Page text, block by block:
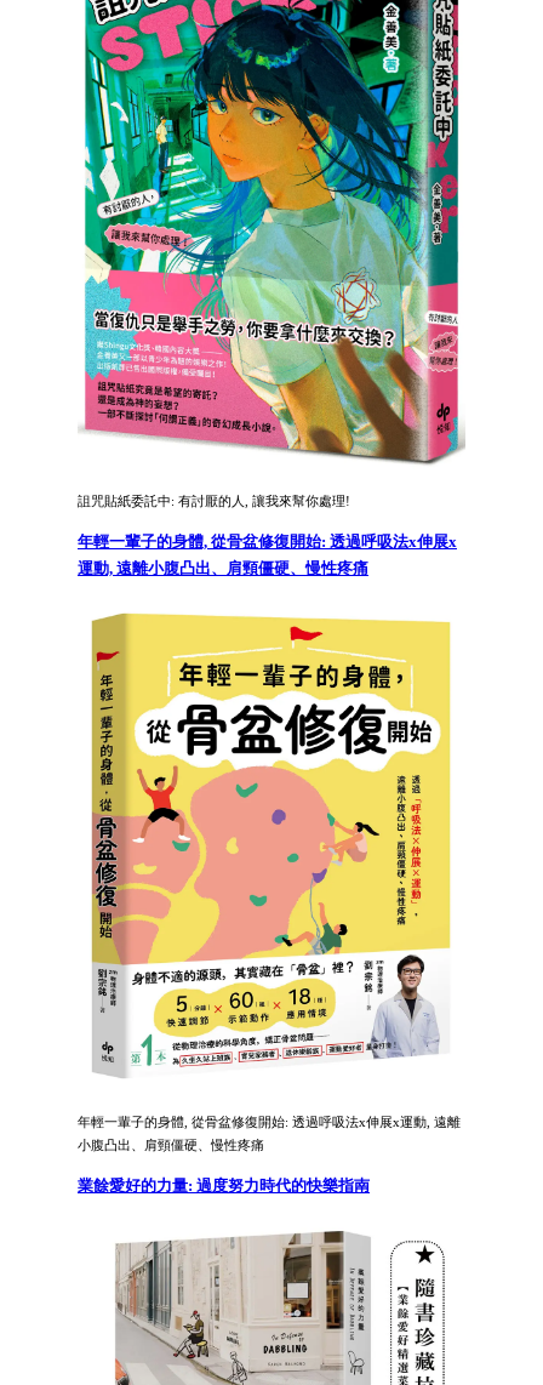
詛咒貼紙委託中: 有討厭的人, 讓我來幫你處理!
年輕一輩子的身體, 從骨盆修復開始: 透過呼吸法x伸展x
運動, 遠離小腹凸出、肩頸僵硬、慢性疼痛
年輕一輩子的身體, 從骨盆修復開始: 透過呼吸法x伸展x運動, 遠離
小腹凸出、肩頸僵硬、慢性疼痛
業餘愛好的力量: 過度努力時代的快樂指南